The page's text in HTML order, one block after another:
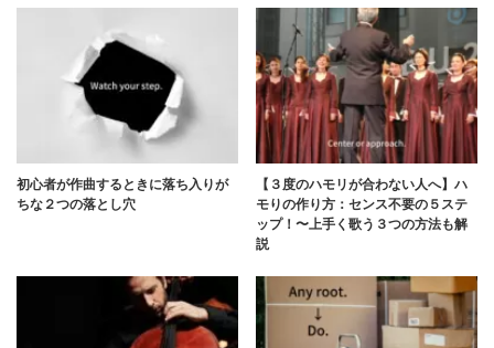
初心者が作曲するときに落ち入りが
ちな２つの落とし穴
【３度のハモリが合わない人へ】ハ
モりの作り方：センス不要の５ステ
ップ！〜上手く歌う３つの方法も解
説